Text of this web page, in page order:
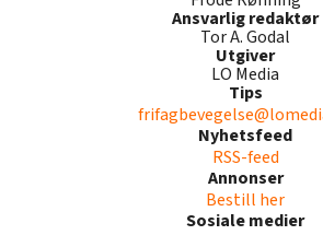
Ansvarlig redaktør
Tor A. Godal
Utgiver
LO Media
Tips
Nyhetsfeed
RSS-feed
Annonser
Bestill her
Sosiale medier